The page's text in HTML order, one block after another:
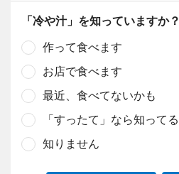
「冷や汁」を知っていますか？
作って食べます
お店で食べます
最近、食べてないかも
「すったて」なら知ってる
知りません